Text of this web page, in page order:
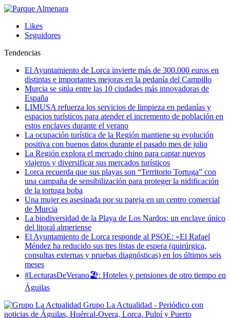
Likes
Seguidores
Tendencias
El Ayuntamiento de Lorca invierte más de 300.000 euros en
distintas e importantes mejoras en la pedanía del Campillo
Murcia se sitúa entre las 10 ciudades más innovadoras de
España
LIMUSA refuerza los servicios de limpieza en pedanías y
espacios turísticos para atender el incremento de población en
estos enclaves durante el verano
La ocupación turística de la Región mantiene su evolución
positiva con buenos datos durante el pasado mes de julio
La Región explora el mercado chino para captar nuevos
viajeros y diversificar sus mercados turísticos
Lorca recuerda que sus playas son “Territorio Tortuga” con
una campaña de sensibilización para proteger la nidificación
de la tortuga boba
Una mujer es asesinada por su pareja en un centro comercial
de Murcia
La biodiversidad de la Playa de Los Nardos: un enclave único
del litoral almeriense
El Ayuntamiento de Lorca responde al PSOE: «El Rafael
Méndez ha reducido sus tres listas de espera (quirúrgica,
consultas externas y pruebas diagnósticas) en los últimos seis
meses
#LecturasDeVerano🏖: Hoteles y pensiones de otro tiempo en
Águilas
Grupo La Actualidad - Periódico con
noticias de Águilas, Huércal-Overa, Lorca, Pulpí y Puerto